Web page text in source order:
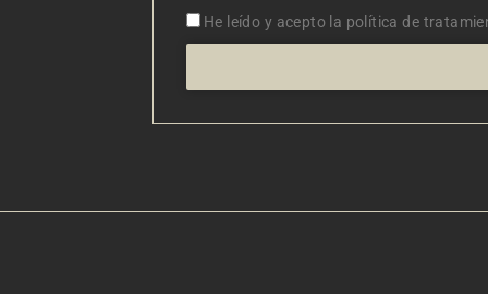
Aceptacion
He leído y acepto la política de